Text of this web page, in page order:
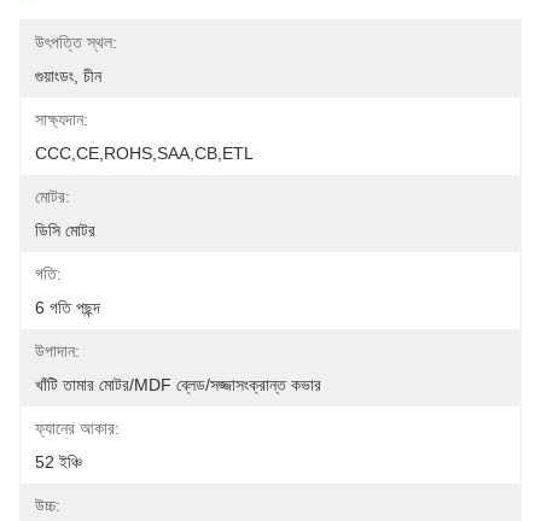
উৎপত্তি স্থল:
গুয়াংডং, চীন
সাক্ষ্যদান:
CCC,CE,ROHS,SAA,CB,ETL
মোটর:
ডিসি মোটর
গতি:
6 গতি পছন্দ
উপাদান:
খাঁটি তামার মোটর/MDF ব্লেড/সজ্জাসংক্রান্ত কভার
ফ্যানের আকার:
52 ইঞ্চি
উচ্চ: